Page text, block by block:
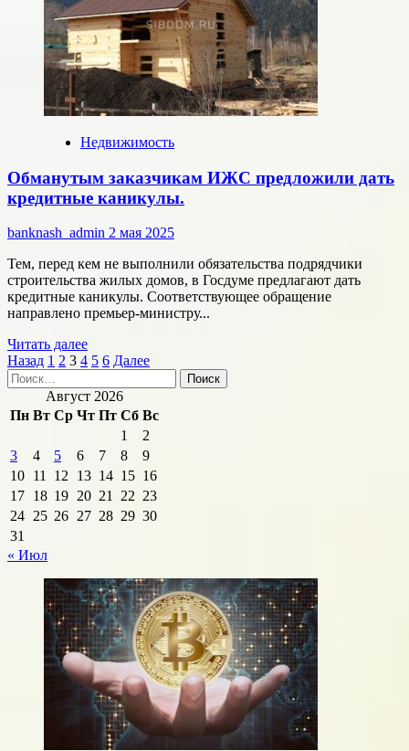
изменяет
правила
выдачи
ипотеки.
Недвижимость
Обманутым заказчикам ИЖС предложили дать
кредитные каникулы.
banknash_admin 2 мая 2025
Тем, перед кем не выполнили обязательства подрядчики
строительства жилых домов, в Госдуме предлагают дать
кредитные каникулы. Соответствующее обращение
направлено премьер-министру...
Читать далееПрочитать
больше
Обманутым
заказчикам
ИЖС
предложили
дать
кредитные
каникулы.
Пагинация
записей
Назад 1 2 3 4 5 6 Далее
Найти:
Август 2026
Пн Вт Ср Чт Пт Сб Вс
1
2
3
4 5 6 7 8
9
10 11 12 13 14 15 16
17 18 19 20 21 22 23
24 25 26 27 28 29 30
31
« Июл